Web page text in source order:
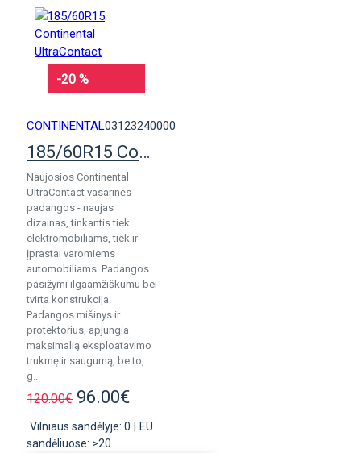
-20 %
CONTINENTAL03123240000
185/60R15 Continental UltraContact
Naujosios Continental
UltraContact vasarinės
padangos - naujas
dizainas, tinkantis tiek
elektromobiliams, tiek ir
įprastai varomiems
automobiliams. Padangos
pasižymi ilgaamžiškumu bei
tvirta konstrukcija.
Padangos mišinys ir
protektorius, apjungia
maksimalią eksploatavimo
trukmę ir saugumą, be to,
g..
120.00€ 96.00€
Vilniaus sandėlyje: 0
EU
sandėliuose: >20